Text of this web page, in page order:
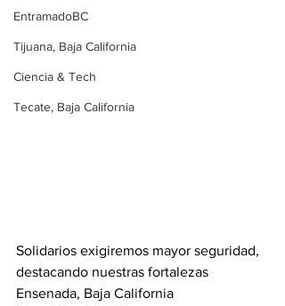
EntramadoBC
Tijuana, Baja California
Ciencia & Tech
Tecate, Baja California
Solidarios exigiremos mayor seguridad,
destacando nuestras fortalezas
Ensenada, Baja California